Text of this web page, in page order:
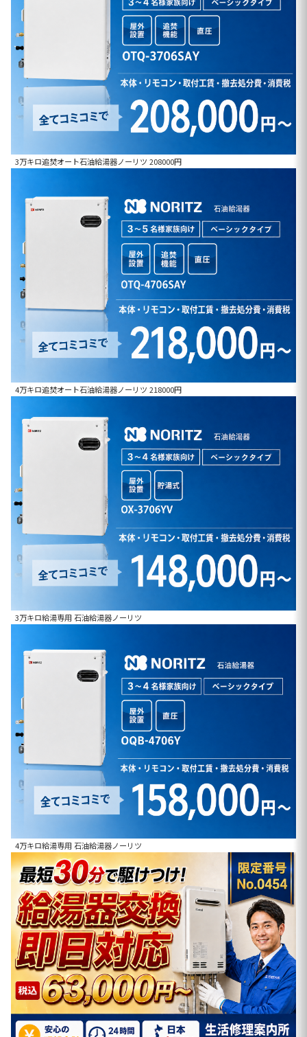
3万キロ追焚オート石油給湯器ノーリツ 208000円
4万キロ追焚オート石油給湯器ノーリツ 218000円
3万キロ給湯専用 石油給湯器ノーリツ
4万キロ給湯専用 石油給湯器ノーリツ